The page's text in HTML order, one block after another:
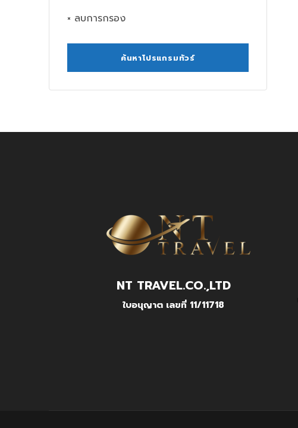
× ลบการกรอง
NT TRAVEL.CO.,LTD
ใบอนุญาต เลขที่ 11/11718